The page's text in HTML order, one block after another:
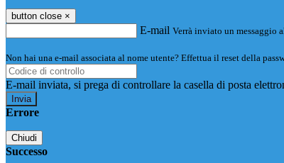
button close ×
E-mail Verrà inviato un messaggio
Non hai una e-mail associata al nome utente? Effettua il reset della
E-mail inviata, si prega di controllare la casella di posta
Errore
Chiudi
Successo